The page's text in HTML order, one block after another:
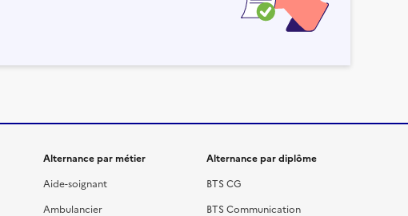
Alternance par métier
Aide-soignant
Ambulancier
Alternance par diplôme
BTS CG
BTS Communication